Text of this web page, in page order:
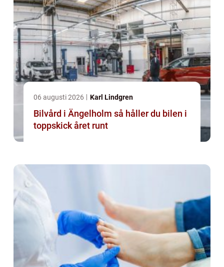
06 augusti 2026 Karl Lindgren
Bilvård i Ängelholm så håller du bilen i
toppskick året runt